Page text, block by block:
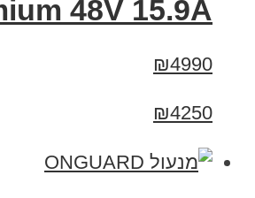
48V 15.9A
₪4990
₪4250